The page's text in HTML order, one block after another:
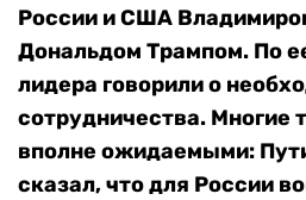
России и США
Дональдом Трампом. По
лидера говорили о
сотрудничества. Многие
вполне ожидаемыми:
сказал, что для России